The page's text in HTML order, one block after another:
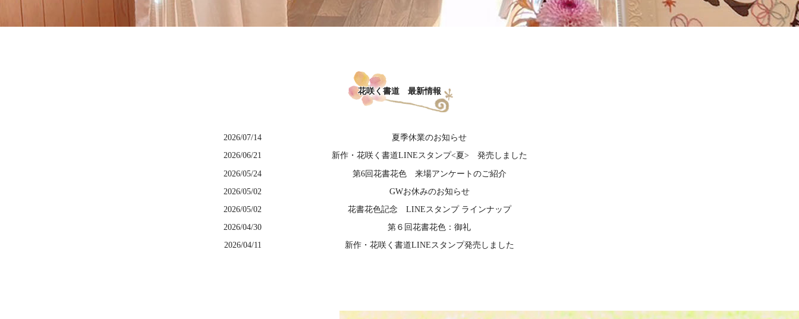
花咲く書道 最新情報
2026/07/14 夏季休業のお知らせ
2026/06/21 新作・花咲く書道LINEスタンプ<夏> 発売しました
2026/05/24 第6回花書花色 来場アンケートのご紹介
2026/05/02 GWお休みのお知らせ
2026/05/02 花書花色記念 LINEスタンプ ラインナップ
2026/04/30 第６回花書花色：御礼
2026/04/11 新作・花咲く書道LINEスタンプ発売しました
花咲く書道認定講師18期スタートのお知らせ